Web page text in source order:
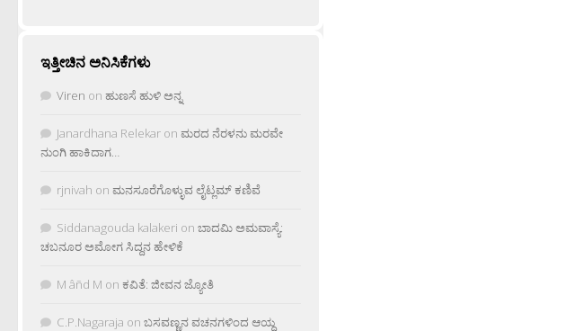
ಇತ್ತೀಚಿನ ಅನಿಸಿಕೆಗಳು
Viren on ಹುಣಸೆ ಹುಳಿ ಅನ್ನ
Janardhana Relekar on ಮರದ ನೆರಳನು ಮರವೇ
ನುಂಗಿ ಹಾಕಿದಾಗ…
rjnivah on ಮನಸೂರೆಗೊಳ್ಳುವ ಲೈಟ್ಲಮ್ ಕಣಿವೆ
Siddanagouda kalakeri on ಬಾದಮಿ ಅಮವಾಸ್ಯೆ:
ಚಬನೂರ ಅಮೋಗ ಸಿದ್ದನ ಹೇಳಿಕೆ
M âñd M on ಕವಿತೆ: ಜೀವನ ಜ್ಯೋತಿ
C.P.Nagaraja on ಬಸವಣ್ಣನ ವಚನಗಳಿಂದ ಆಯ್ದ